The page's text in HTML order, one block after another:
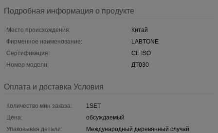
Подробная информация о продукте
Место происхождения:
Китай
Фирменное наименование:
LABTONE
Сертификация:
CE ISO
Номер модели:
ДТ030
Оплата и доставка Условия
Количество мин заказа:
1SET
Цена:
обсуждаемый
Упаковывая детали:
Международный деревянный случай